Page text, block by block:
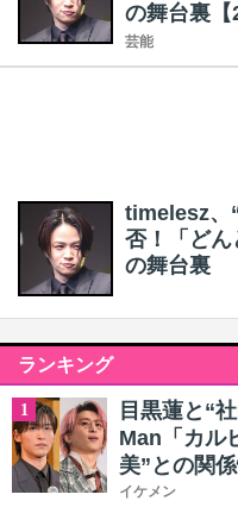
の舞台裏【
芸能
timelesz、
否！「ど
の舞台裏
ランキング
1
目黒蓮と“
Man「カル
美”との関
イケメン